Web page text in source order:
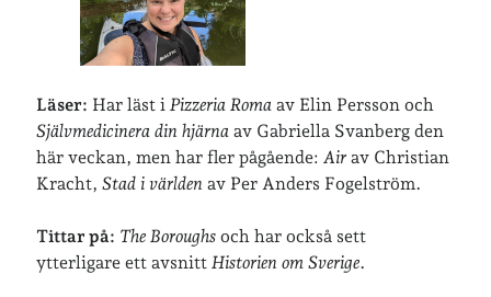
e-böcker festligheter
frågor & svar fågelskådning
födelsedag geocaching Göteborg
hemmet hemsidan ikea
jobb löpning
musik månadsbild nobelpristagare
pappersböcker resor
Läser: Har läst i Pizzeria Roma av Elin Persson och
Självmedicinera din hjärna av Gabriella Svanberg den
här veckan, men har fler pågående: Air av Christian
Kracht,Stad i världen av Per Anders Fogelström.
Tittar på: The Boroughs och har också sett
ytterligare ett avsnitt Historien om Sverige.